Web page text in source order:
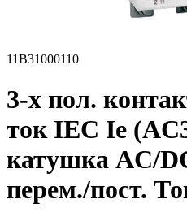
11B31000110
3-х пол.
ток IEC Ie
катушка AC/
перем./пост.